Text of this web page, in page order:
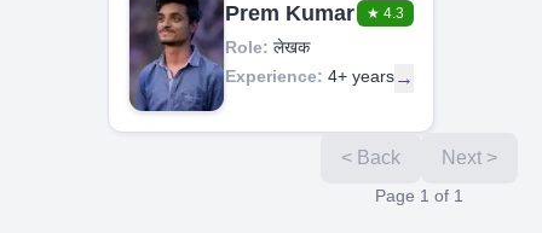
Prem Kumar ★ 4.3
Role: लेखक
Experience: 4+ years→
< Back Next >
Page 1 of 1